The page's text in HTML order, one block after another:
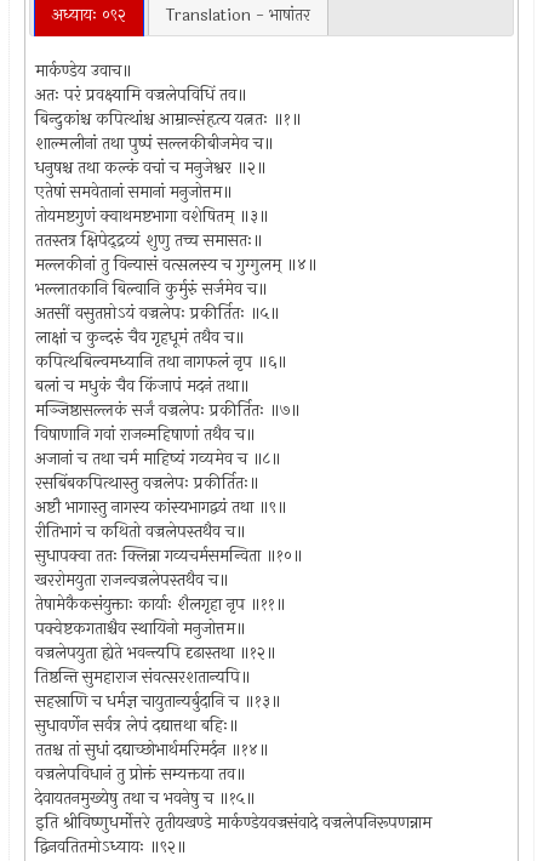
अध्यायः ०९२ Translation - भाषांतर
मार्कण्डेय उवाच॥
अतः परं प्रवक्ष्यामि वज्रलेपविधिं तव॥
बिन्दुकांश्च कपित्थांश्च आम्रान्संहृत्य यत्नतः ॥१॥
शाल्मलीनां तथा पुष्पं सल्लकीबीजमेव च॥
धनुषश्च तथा कल्कं वचां च मनुजेश्वर ॥२॥
एतेषां समवेतानां समानां मनुजोत्तम॥
तोयमष्टगुणं क्वाथमष्टभागा वशेषितम् ॥३॥
ततस्तत्र क्षिपेद्द्रव्यं शुणु तच्च समासतः॥
मल्लकीनां तु विन्यासं वत्सलस्य च गुग्गुलम् ॥४॥
भल्लातकानि बिल्वानि कुर्मुरुं सर्जमेव च॥
अतसीं वसुतप्तोऽयं वज्रलेपः प्रकीर्तितः ॥५॥
लाक्षां च कुन्दरुं चैव गृहधूमं तथैव च॥
कपित्थबिल्वमध्यानि तथा नागफलं नृप ॥६॥
बलां च मधुकं चैव किंजापं मदनं तथा॥
मञ्जिष्ठासल्लकं सर्जं वज्रलेपः प्रकीर्तितः ॥७॥
विषाणानि गवां राजन्महिषाणां तथैव च॥
अजानां च तथा चर्म माहिष्यं गव्यमेव च ॥८॥
रसबिंबकपित्थास्तु वज्रलेपः प्रकीर्तितः॥
अष्टौ भागास्तु नागस्य कांस्यभागद्वयं तथा ॥९॥
रीतिभागं च कथितो वज्रलेपस्तथैव च॥
सुधापक्वा ततः क्लिन्ना गव्यचर्मसमन्विता ॥१०॥
खररोमयुता राजन्वज्रलेपस्तथैव च॥
तेषामेकैकसंयुक्ताः कार्याः शैलगृहा नृप ॥११॥
पक्वेष्टकगताश्चैव स्थायिनो मनुजोत्तम॥
वज्रलेपयुता ह्येते भवन्त्यपि दृढास्तथा ॥१२॥
तिष्ठन्ति सुमहाराज संवत्सरशतान्यपि॥
सहस्राणि च धर्मज्ञ चायुतान्यर्बुदानि च ॥१३॥
सुधावर्णेन सर्वत्र लेपं दद्यात्तथा बहिः॥
ततश्च तां सुधां दद्याच्छोभार्थमरिमर्दन ॥१४॥
वज्रलेपविधानं तु प्रोक्तं सम्यक्तया तव॥
देवायतनमुख्येषु तथा च भवनेषु च ॥१५॥
इति श्रीविष्णुधर्मोत्तरे तृतीयखण्डे मार्कण्डेयवज्रसंवादे वज्रलेपनिरूपणन्नाम
द्विनवतितमोऽध्यायः ॥९२॥